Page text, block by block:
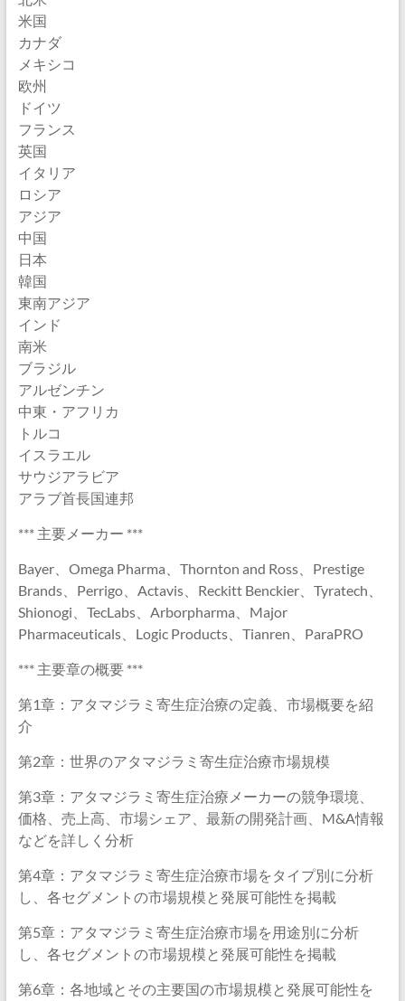
米国
カナダ
メキシコ
欧州
ドイツ
フランス
英国
イタリア
ロシア
アジア
中国
日本
韓国
東南アジア
インド
南米
ブラジル
アルゼンチン
中東・アフリカ
トルコ
イスラエル
サウジアラビア
アラブ首長国連邦
*** 主要メーカー ***
Bayer、Omega Pharma、Thornton and Ross、Prestige
Brands、Perrigo、Actavis、Reckitt Benckier、Tyratech、
Shionogi、TecLabs、Arborpharma、Major
Pharmaceuticals、Logic Products、Tianren、ParaPRO
*** 主要章の概要 ***
第1章：アタマジラミ寄生症治療の定義、市場概要を紹
介
第2章：世界のアタマジラミ寄生症治療市場規模
第3章：アタマジラミ寄生症治療メーカーの競争環境、
価格、売上高、市場シェア、最新の開発計画、M&A情報
などを詳しく分析
第4章：アタマジラミ寄生症治療市場をタイプ別に分析
し、各セグメントの市場規模と発展可能性を掲載
第5章：アタマジラミ寄生症治療市場を用途別に分析
し、各セグメントの市場規模と発展可能性を掲載
第6章：各地域とその主要国の市場規模と発展可能性を